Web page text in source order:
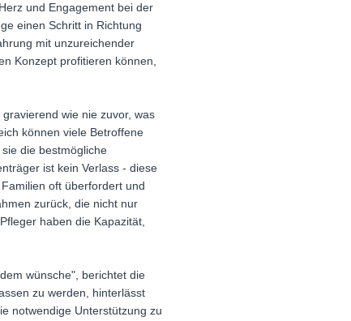
und Engagement bei der
einen Schritt in Richtung
mit unzureichender
Konzept profitieren können,
wie nie zuvor, was
können viele Betroffene
die bestmögliche
ist kein Verlass - diese
oft überfordert und
zurück, die nicht nur
haben die Kapazität,
wünsche", berichtet die
zu werden, hinterlässt
notwendige Unterstützung zu